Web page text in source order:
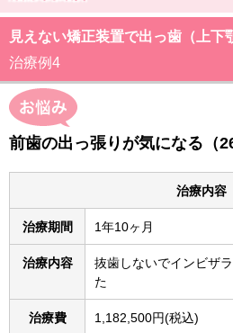
見えない矯正装置で出っ歯（上下
治療例4
前歯の出っ張りが気になる（
治療内容
治療期間 1年10ヶ月
治療内容
抜歯しないでインビザ
た
治療費 1,182,500円(税込)